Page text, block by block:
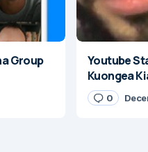
Group
Youtube
Kuongea
0